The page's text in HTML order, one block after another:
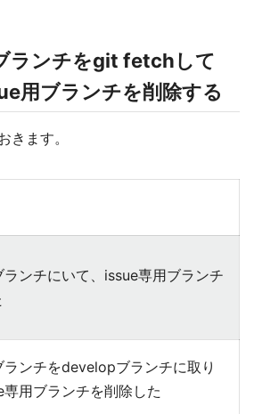
ランチをgit fetchして
用ブランチを削除する
きます。
ランチにいて、issue専用ブランチ
ランチをdevelopブランチに取り
用ブランチを削除した